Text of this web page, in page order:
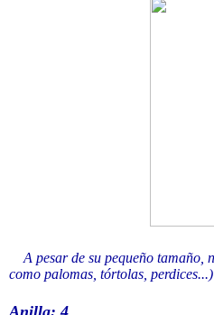
A pesar de su pequeño tamaño,
como palomas, tórtolas,
Anilla: 4